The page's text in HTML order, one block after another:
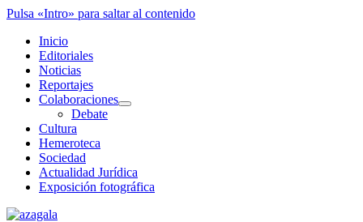
Pulsa «Intro» para saltar al contenido
Inicio
Editoriales
Noticias
Reportajes
Colaboraciones
abrir
Debate
Cultura
Hemeroteca
Sociedad
Actualidad Jurídica
Exposición fotográfica